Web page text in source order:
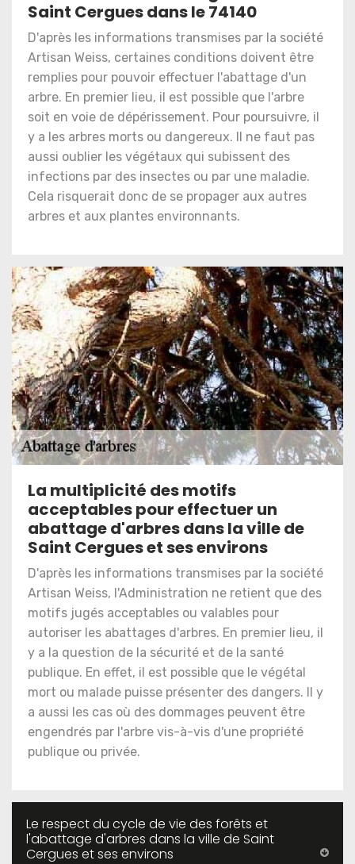
Saint Cergues dans le 74140
D'après les informations transmises par la société
Artisan Weiss, certaines conditions doivent être
remplies pour pouvoir effectuer l'abattage d'un
arbre. En premier lieu, il est possible que l'arbre
soit en voie de dépérissement. Pour poursuivre, il
y a les arbres morts ou dangereux. Il ne faut pas
aussi oublier les végétaux qui subissent des
infections par des insectes ou par une maladie.
Cela risquerait donc de se propager aux autres
arbres et aux plantes environnants.
La multiplicité des motifs
acceptables pour effectuer un
abattage d'arbres dans la ville de
Saint Cergues et ses environs
D'après les informations transmises par la société
Artisan Weiss, l'Administration ne retient que des
motifs jugés acceptables ou valables pour
autoriser les abattages d'arbres. En premier lieu, il
y a la question de la sécurité et de la santé
publique. En effet, il est possible que le végétal
mort ou malade puisse présenter des dangers. Il y
a aussi les cas où des dommages peuvent être
engendrés par l'arbre vis-à-vis d'une propriété
publique ou privée.
Le respect du cycle de vie des forêts et
l'abattage d'arbres dans la ville de Saint
Cergues et ses environs